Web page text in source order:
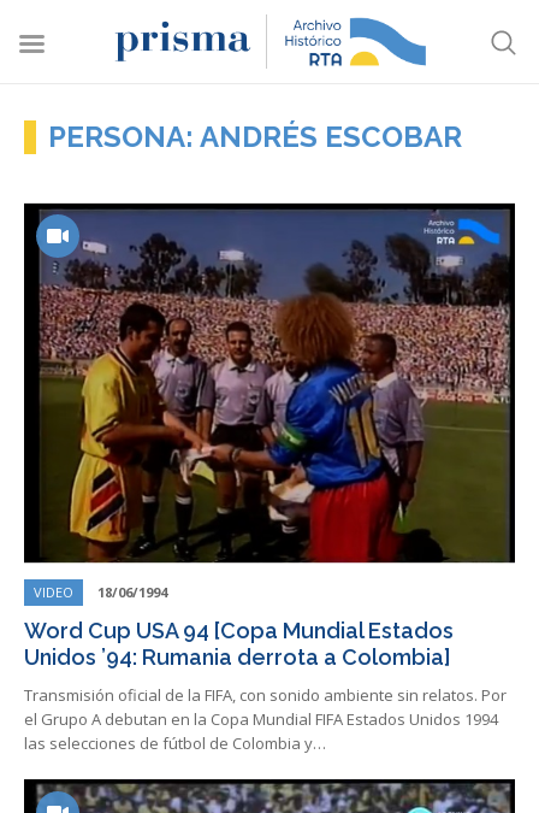
PERSONA: ANDRÉS ESCOBAR
VIDEO 18/06/1994
Word Cup USA 94 [Copa Mundial Estados
Unidos ’94: Rumania derrota a Colombia]
Transmisión oficial de la FIFA, con sonido ambiente sin relatos. Por
el Grupo A debutan en la Copa Mundial FIFA Estados Unidos 1994
las selecciones de fútbol de Colombia y…